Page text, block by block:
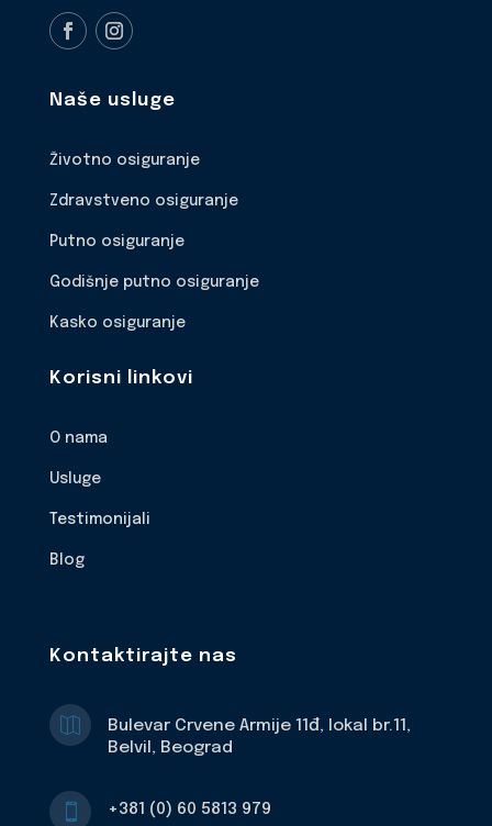
Naše usluge
Životno osiguranje
Zdravstveno osiguranje
Putno osiguranje
Godišnje putno osiguranje
Kasko osiguranje
Korisni linkovi
O nama
Usluge
Testimonijali
Blog
Kontaktirajte nas

Bulevar Crvene Armije 11đ, lokal br.11,
Belvil, Beograd
 +381 (0) 60 5813 979